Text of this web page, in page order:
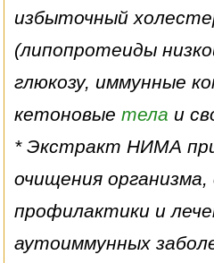
избыточный
(липопротеиды
глюкозу, иммунные
кетоновыетела и
* Экстракт НИМА
очищения организма,
профилактики и
аутоиммунных